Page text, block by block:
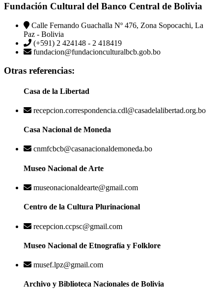
Fundación Cultural del Banco Central de Bolivia
Calle Fernando Guachalla Nº 476, Zona Sopocachi, La
Paz - Bolivia
(+591) 2 424148 - 2 418419
fundacion@fundacionculturalbcb.gob.bo
Otras referencias:
Casa de la Libertad
recepcion.correspondencia.cdl@casadelalibertad.org.bo
Casa Nacional de Moneda
cnmfcbcb@casanacionaldemoneda.bo
Museo Nacional de Arte
museonacionaldearte@gmail.com
Centro de la Cultura Plurinacional
recepcion.ccpsc@gmail.com
Museo Nacional de Etnografía y Folklore
musef.lpz@gmail.com
Archivo y Biblioteca Nacionales de Bolivia